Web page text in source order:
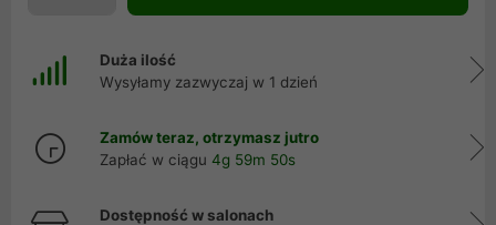
Duża ilość
Wysyłamy zazwyczaj w 1 dzień
Zamów teraz, otrzymasz jutro
Zapłać w ciągu 4g 59m 50s
Dostępność w salonach